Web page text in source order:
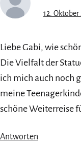
12.
Liebe Gabi, wie
Die Vielfalt der
ich mich auch noch
meine
schöne Weiterreise
Antworten